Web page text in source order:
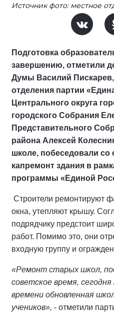
Источник фото: местное
Подготовка
завершению, отметили
Думы Василий Пискарев,
отделения партии
Центрального округа
городского Собрания
Представительного
района Алексей
школе, побеседовали
капремонт здания в
программы «Единой
Строители ремонтируют
окна, утепляют крышу.
подрядчику предстоит
работ. Помимо это, они
входную группу и
«Ремонт старых школ,
советское время,
времени обновленная
учеников», - отметили